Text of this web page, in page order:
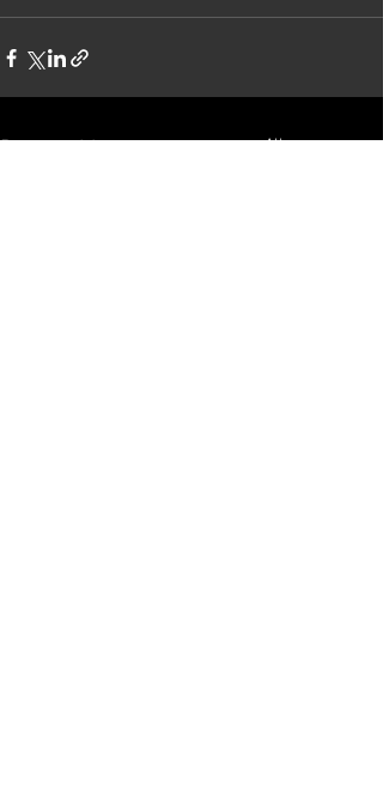
Alles weergeven